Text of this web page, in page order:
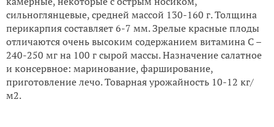
сильноглянцевые, средней массой 130-160 г. Толщина
перикарпия составляет 6-7 мм. Зрелые красные плоды
отличаются очень высоким содержанием витамина С –
240-250 мг на 100 г сырой массы. Назначение салатное
и консервное: маринование, фарширование,
приготовление лечо. Товарная урожайность 10-12 кг/
м2.